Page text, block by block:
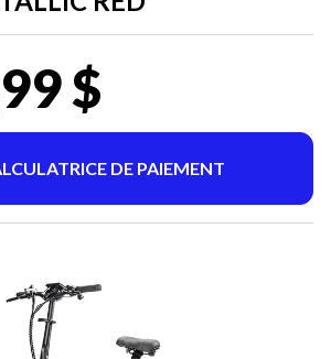
$
DE PAIEMENT